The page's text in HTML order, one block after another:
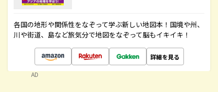
各国の地形や関係性をなぞって学ぶ新しい地図本！国境や州、
川や街道、島など旅気分で地図をなぞって脳もイキイキ！
詳細を見る
AD